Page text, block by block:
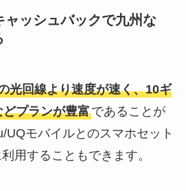
ャッシュバックで九州な
光回線より速度が速く、10ギ
プランが豊富であることが
UQモバイルとのスマホセット
用することもできます。